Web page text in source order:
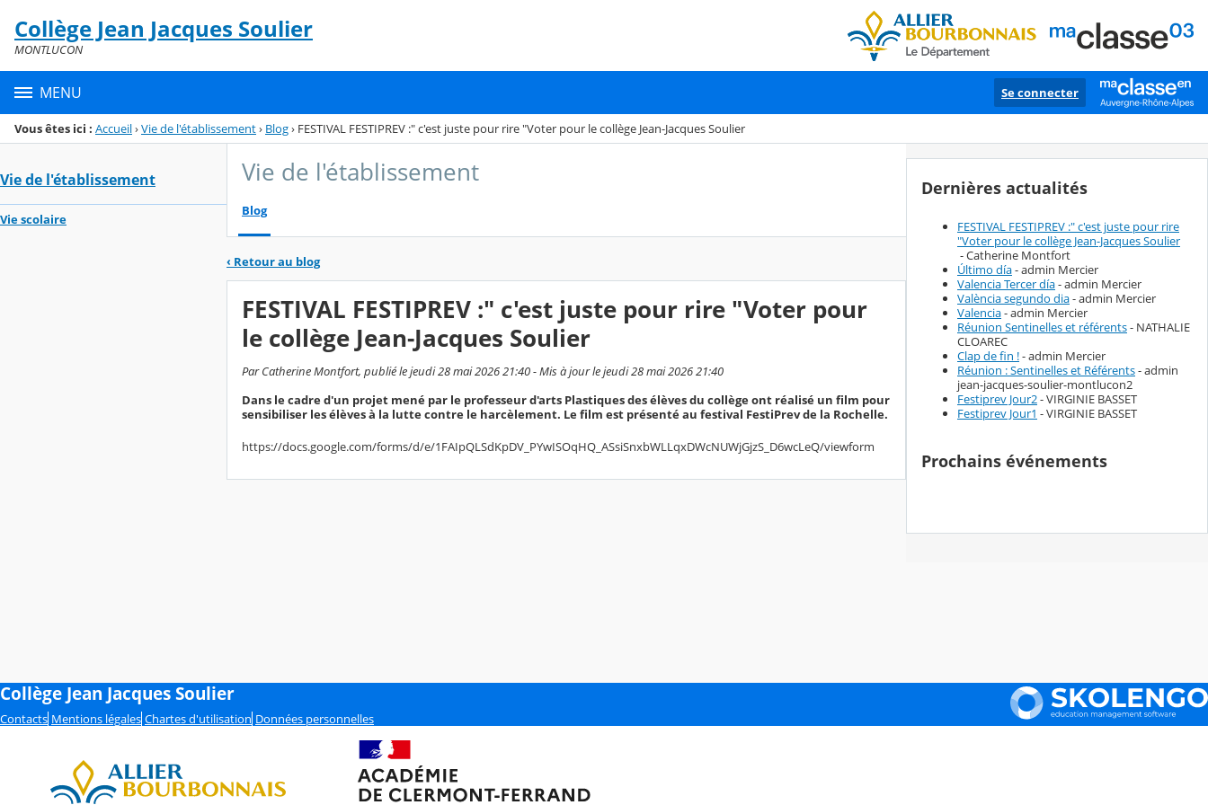
Menu de la rubrique
Contenu
Collège Jean Jacques Soulier
MONTLUCON
MENU Se connecter
Vous êtes ici : Accueil›Vie de l'établissement› Blog› FESTIVAL FESTIPREV :" c'est juste pour rire "Voter pour le collège Jean-Jacques Soulier
Vie de l'établissement
Vie scolaire
Vie de l'établissement
Blog
‹ Retour au blog
FESTIVAL FESTIPREV :" c'est juste pour rire "Voter pour
le collège Jean-Jacques Soulier
Par Catherine Montfort, publié le jeudi 28 mai 2026 21:40 - Mis à jour le jeudi 28 mai 2026 21:40
Dans le cadre d'un projet mené par le professeur d'arts Plastiques des élèves du collège ont réalisé un film pour
sensibiliser les élèves à la lutte contre le harcèlement. Le film est présenté au festival FestiPrev de la Rochelle.
https://docs.google.com/forms/d/e/1FAIpQLSdKpDV_PYwISOqHQ_ASsiSnxbWLLqxDWcNUWjGjzS_D6wcLeQ/viewform
Dernières actualités
FESTIVAL FESTIPREV :" c'est juste pour rire
"Voter pour le collège Jean-Jacques Soulier
- Catherine Montfort
Último día- admin Mercier
Valencia Tercer día- admin Mercier
València segundo dia- admin Mercier
Valencia- admin Mercier
Réunion Sentinelles et référents- NATHALIE
CLOAREC
Clap de fin !- admin Mercier
Réunion : Sentinelles et Référents- admin
jean-jacques-soulier-montlucon2
Festiprev Jour2- VIRGINIE BASSET
Festiprev Jour1 - VIRGINIE BASSET
Prochains événements
Collège Jean Jacques Soulier
Contacts Mentions légales Chartes d'utilisation Données personnelles